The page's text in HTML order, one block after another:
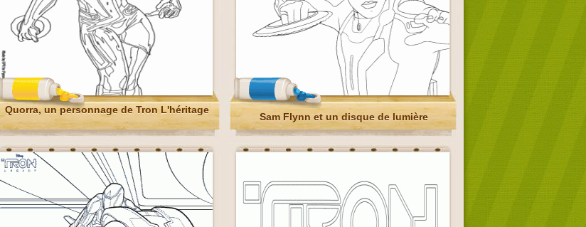
Quorra, un personnage de Tron L'héritage
Sam Flynn et un disque de lumière